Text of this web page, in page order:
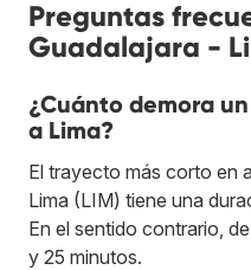
Preguntas
Guadalajara -
¿Cuánto demora
a Lima?
El trayecto más corto en
Lima (LIM) tiene una
En el sentido contrario,
y 25 minutos.